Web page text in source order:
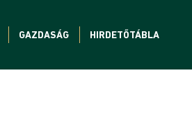
GAZDASÁG HIRDETŐTÁBLA